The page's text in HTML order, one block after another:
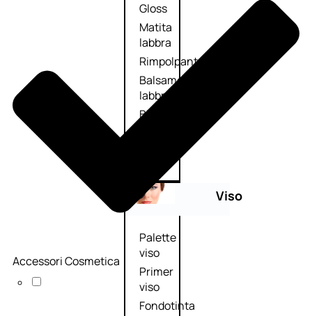
Gloss
Matita
labbra
Rimpolpante
Balsamo
labbra
BB e
Viso
Palette
viso
Primer
viso
Fondotinta
Accessori Cosmetica